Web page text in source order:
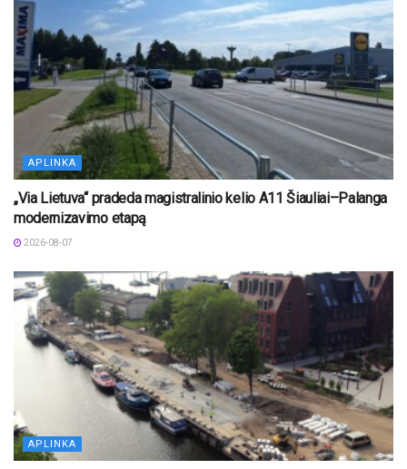
APLINKA
„Via Lietuva“ pradeda magistralinio kelio A11 Šiauliai–Palanga
modernizavimo etapą
2026-08-07
APLINKA